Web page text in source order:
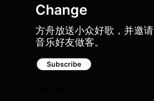
Change
方舟放送小众好歌，并邀请
音乐好友做客。
Subscribe